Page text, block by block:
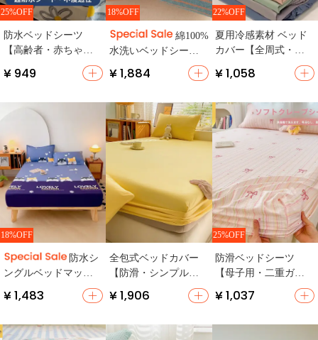
25%OFF
NO.1
防水ベッドシーツ
【高齢者・赤ちゃん
用・洗濯機対応・1枚
¥ 949
18%OFF
綿100%
水洗いベッドシーツ
【全カバー・ストラ
イプ・防滑】（セッ
¥ 1,884
22%OFF
夏用冷感素材 ベッド
カバー【全周式・シ
ンプルデザイン・ベ
ッドマット保護用】
応）
¥ 1,058
18%OFF
防水シ
ングルベッドマット
カバー3点セット【厚
手・防ダニ・高めダ
め付き・純綿】
¥ 1,483
全包式ベッドカバー
【防滑・シンプルデ
（セットアップ対
¥ 1,906
25%OFF
防滑ベッドシーツ
【母子用・二重ガー
ゼ・全周タイプ・一
人用】
¥ 1,037